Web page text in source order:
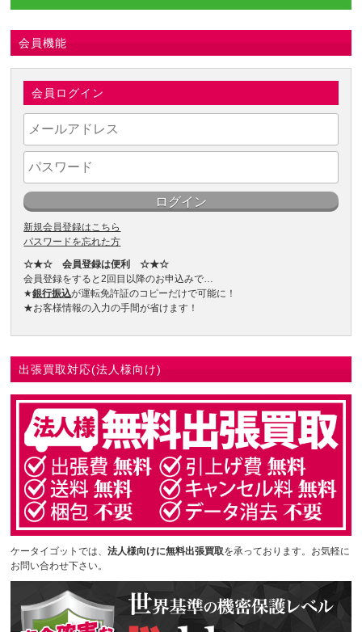
会員機能
会員ログイン
新規会員登録はこちら
パスワードを忘れた方
☆★☆ 会員登録は便利 ☆★☆
会員登録をすると2回目以降のお申込みで…
★銀行振込が運転免許証のコピーだけで可能に！
★お客様情報の入力の手間が省けます！
出張買取対応(法人様向け)
ケータイゴットでは、法人様向けに無料出張買取を承っております。お気軽に
お問い合わせ下さい。